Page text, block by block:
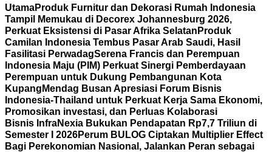
UtamaProduk Furnitur dan Dekorasi Rumah Indonesia
Tampil Memukau di Decorex Johannesburg 2026,
Perkuat Eksistensi di Pasar Afrika Selatan Produk
Camilan Indonesia Tembus Pasar Arab Saudi, Hasil
Fasilitasi PerwadagSerena Francis dan Perempuan
Indonesia Maju (PIM) Perkuat Sinergi Pemberdayaan
Perempuan untuk Dukung Pembangunan Kota
Kupang Mendag Busan Apresiasi Forum Bisnis
Indonesia-Thailand untuk Perkuat Kerja Sama Ekonomi,
Promosikan investasi, dan Perluas Kolaborasi
Bisnis InfraNexia Bukukan Pendapatan Rp7,7 Triliun di
Semester I 2026Perum BULOG Ciptakan Multiplier Effect
Bagi Perekonomian Nasional, Jalankan Peran sebagai